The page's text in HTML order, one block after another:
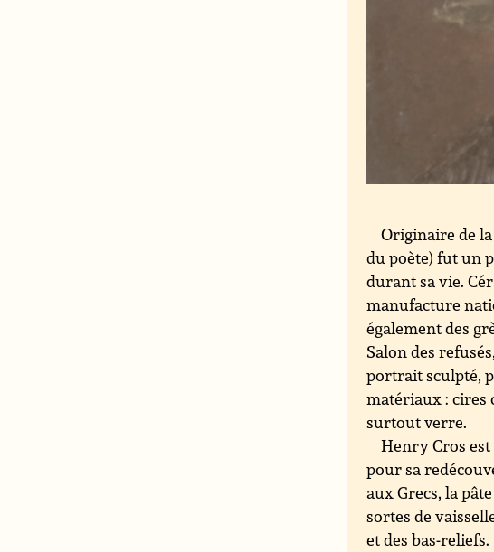
Originaire de
du poète) fut un
durant sa vie.
manufacture
également des
Salon des
portrait sculpté,
matériaux : cires
surtout verre.
Henry Cros
pour sa
aux Grecs, la
sortes de
et des bas-reliefs.